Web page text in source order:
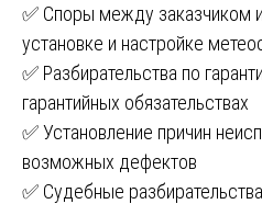
✅ Споры между заказчиком
установке и настройке
✅ Разбирательства по
гарантийных обязательствах
✅ Установление причин
возможных дефектов
✅ Судебные